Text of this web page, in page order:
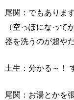
尾関：でもありま
（空っぽになって
器を洗うのが超やだ
土生：分かる～！
尾関：お湯とかを